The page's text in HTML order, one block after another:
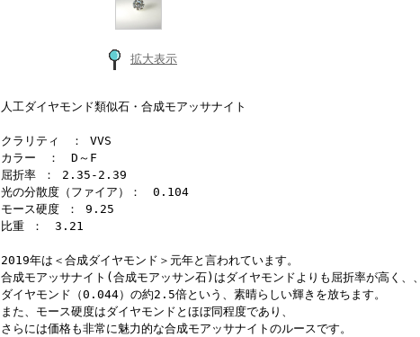
拡大表示
人工ダイヤモンド類似石・合成モアッサナイト
クラリティ ： VVS
カラー ： D～F
屈折率 ： 2.35-2.39
光の分散度（ファイア）： 0.104
モース硬度 ： 9.25
比重 ： 3.21
2019年は＜合成ダイヤモンド＞元年と言われています。
合成モアッサナイト(合成モアッサン石)はダイヤモンドよりも屈折率が高く、
ダイヤモンド（0.044）の約2.5倍という、素晴らしい輝きを放ちます。
また、モース硬度はダイヤモンドとほぼ同程度であり、
さらには価格も非常に魅力的な合成モアッサナイトのルースです。